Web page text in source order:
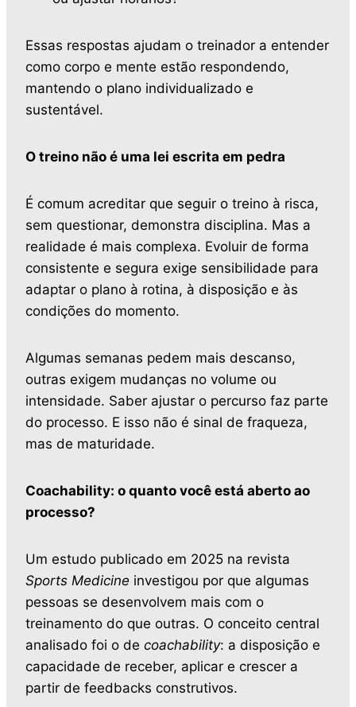
Essas respostas ajudam o treinador a entender
como corpo e mente estão respondendo,
mantendo o plano individualizado e
sustentável.
O treino não é uma lei escrita em pedra
É comum acreditar que seguir o treino à risca,
sem questionar, demonstra disciplina. Mas a
realidade é mais complexa. Evoluir de forma
consistente e segura exige sensibilidade para
adaptar o plano à rotina, à disposição e às
condições do momento.
Algumas semanas pedem mais descanso,
outras exigem mudanças no volume ou
intensidade. Saber ajustar o percurso faz parte
do processo. E isso não é sinal de fraqueza,
mas de maturidade.
Coachability: o quanto você está aberto ao
processo?
Um estudo publicado em 2025 na revista
Sports Medicine investigou por que algumas
pessoas se desenvolvem mais com o
treinamento do que outras. O conceito central
analisado foi o de coachability: a disposição e
capacidade de receber, aplicar e crescer a
partir de feedbacks construtivos.